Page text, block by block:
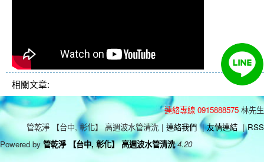
相關文章:
連絡專線 0915888575 林先生
管乾淨 【台中, 彰化】 高週波水管清洗 | 連絡我們 | 友情連結 | RSS
Powered by 管乾淨 【台中, 彰化】 高週波水管清洗 4.20